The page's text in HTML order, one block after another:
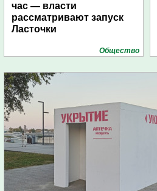
час — власти
рассматривают запуск
Ласточки
Общество